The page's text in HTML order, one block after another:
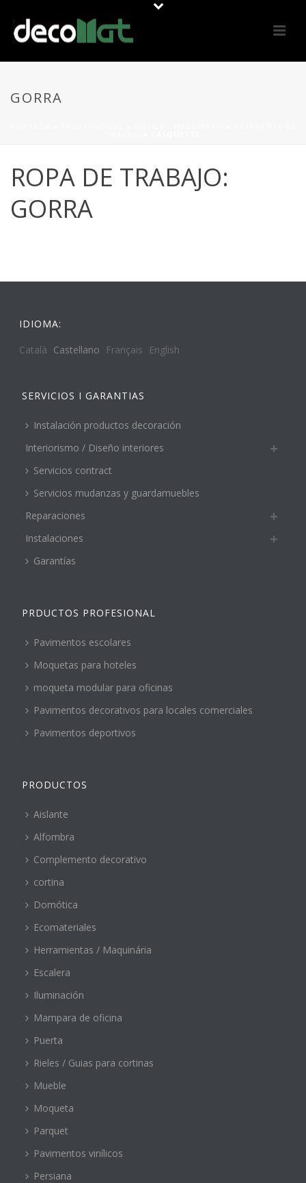
GORRA
ROPA DE TRABAJO:
GORRA
IDIOMA:
Català Castellano Français English
SERVICIOS I GARANTIAS
Instalación productos decoración
Interiorismo / Diseño interiores
Servicios contract
Servicios mudanzas y guardamuebles
Reparaciones
Instalaciones
Garantías
PRDUCTOS PROFESIONAL
Pavimentos escolares
Moquetas para hoteles
moqueta modular para oficinas
Pavimentos decorativos para locales comerciales
Pavimentos deportivos
PRODUCTOS
Aislante
Alfombra
Complemento decorativo
cortina
Domótica
Ecomateriales
Herramientas / Maquinária
Escalera
Iluminación
Mampara de oficina
Puerta
Rieles / Guias para cortinas
Mueble
Moqueta
Parquet
Pavimentos vinílicos
Persiana